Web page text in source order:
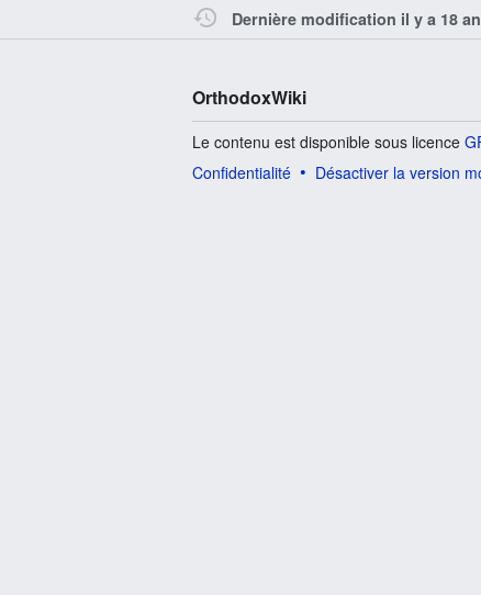
Dernière modification il y a 18
OrthodoxWiki
Le contenu est disponible sous licence
Confidentialité
Désactiver la version